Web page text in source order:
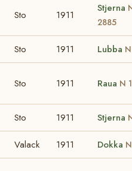
Sto 1911
Stjerna
2885
Sto 1911 Lubba
Sto 1911 Raua N
Sto 1911 Stjerna
Valack 1911 Dokka